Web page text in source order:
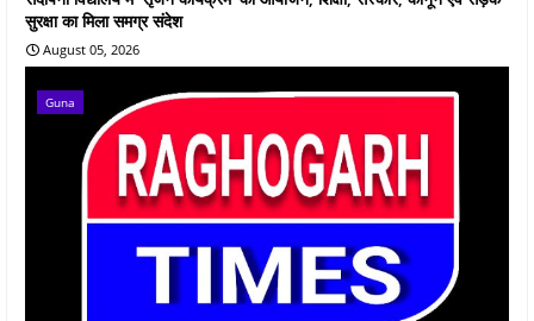
सुरक्षा का मिला समग्र संदेश
August 05, 2026
Guna